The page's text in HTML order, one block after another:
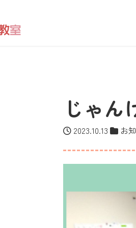
じゃん
2023.10.13 お